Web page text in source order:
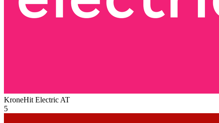
KroneHit Electric AT
5